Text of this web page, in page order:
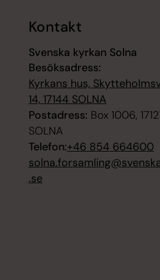
Kontakt
Svenska kyrkan Solna
Besöksadress:
Kyrkans hus,
14, 17144 SOLNA
Postadress: Box 1006,
SOLNA
Telefon:+46 854 664600
.se